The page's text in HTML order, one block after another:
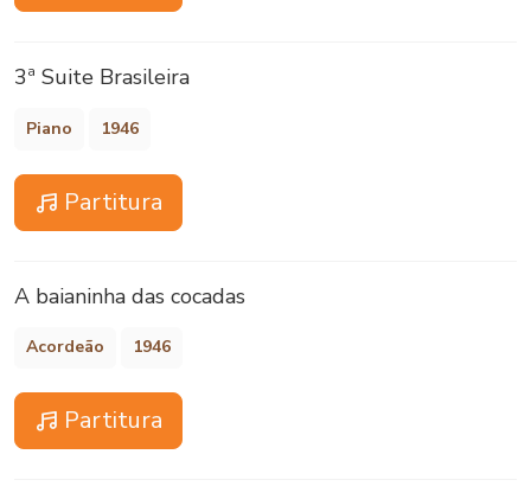
3ª Suite Brasileira
Piano 1946
Partitura
A baianinha das cocadas
Acordeão 1946
Partitura